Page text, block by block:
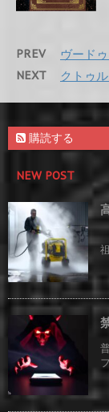
PREV ヴード
NEXT クトゥ
購読する
NEW POST